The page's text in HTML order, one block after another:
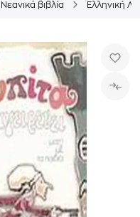
βιβλία Ελληνική